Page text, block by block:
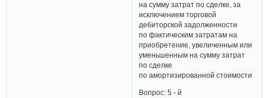
на сумму затрат по сделке, за
исключением торговой
дебиторской задолженности
по фактическим затратам на
приобретение, увеличенным или
уменьшенным на сумму затрат
по сделке
по амортизированной стоимости
Вопрос: 5 - й